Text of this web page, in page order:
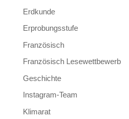
Erdkunde
Erprobungsstufe
Französisch
Französisch Lesewettbewerb
Geschichte
Instagram-Team
Klimarat